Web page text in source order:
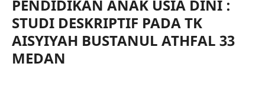
PENDIDIKAN ANAK USIA DINI :
STUDI DESKRIPTIF PADA TK
AISYIYAH BUSTANUL ATHFAL 33
MEDAN